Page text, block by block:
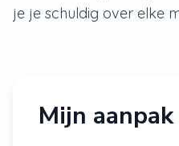
je je schuldig over elke
Mijn aanpak